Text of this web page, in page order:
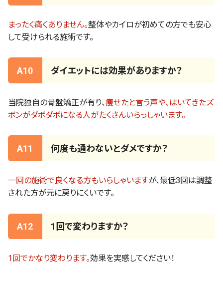
まったく痛くありません。整体やカイロが初めての方でも安心
して受けられる施術です。
A10 ダイエットには効果がありますか？
当院独自の骨盤矯正が有り、痩せたと言う声や、はいてきたズ
ボンがダボダボになる人がたくさんいらっしゃいます。
A11 何度も通わないとダメですか？
一回の施術で良くなる方もいらしゃいますが、最低3回は調整
された方が元に戻りにくいです。
A12 1回で変わりますか？
1回でかなり変わります。効果を実感してください！